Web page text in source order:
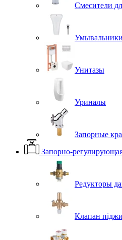
Смесители
Умывальники
Унитазы
Уриналы
Запорные
Запорно-
Редукторы
Клапан